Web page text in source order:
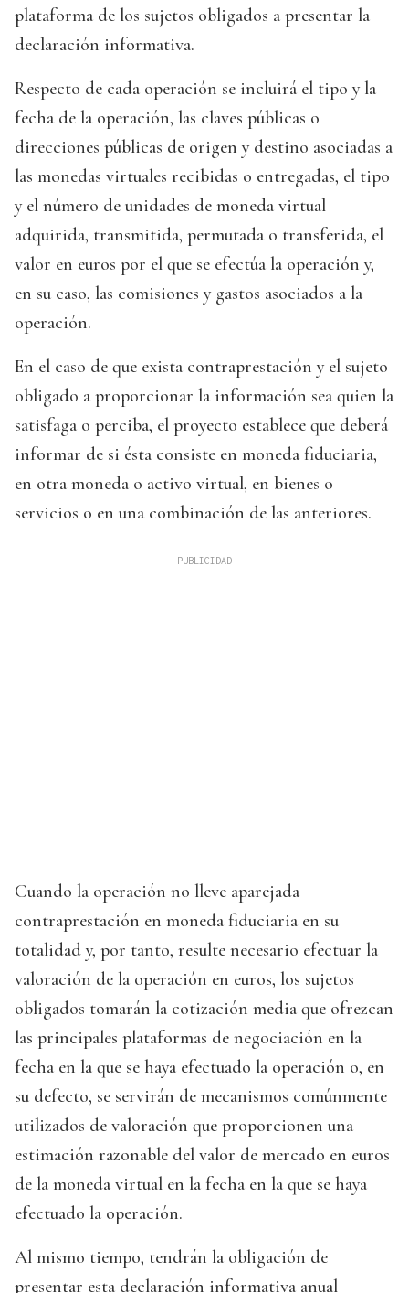
plataforma de los sujetos obligados a presentar la
declaración informativa.
Respecto de cada operación se incluirá el tipo y la
fecha de la operación, las claves públicas o
direcciones públicas de origen y destino asociadas a
las monedas virtuales recibidas o entregadas, el tipo
y el número de unidades de moneda virtual
adquirida, transmitida, permutada o transferida, el
valor en euros por el que se efectúa la operación y,
en su caso, las comisiones y gastos asociados a la
operación.
En el caso de que exista contraprestación y el sujeto
obligado a proporcionar la información sea quien la
satisfaga o perciba, el proyecto establece que deberá
informar de si ésta consiste en moneda fiduciaria,
en otra moneda o activo virtual, en bienes o
servicios o en una combinación de las anteriores.
Cuando la operación no lleve aparejada
contraprestación en moneda fiduciaria en su
totalidad y, por tanto, resulte necesario efectuar la
valoración de la operación en euros, los sujetos
obligados tomarán la cotización media que ofrezcan
las principales plataformas de negociación en la
fecha en la que se haya efectuado la operación o, en
su defecto, se servirán de mecanismos comúnmente
utilizados de valoración que proporcionen una
estimación razonable del valor de mercado en euros
de la moneda virtual en la fecha en la que se haya
efectuado la operación.
Al mismo tiempo, tendrán la obligación de
presentar esta declaración informativa anual